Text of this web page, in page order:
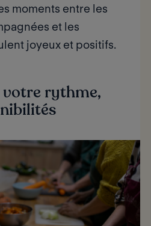
moments entre les
et les
joyeux et positifs.
votre rythme,